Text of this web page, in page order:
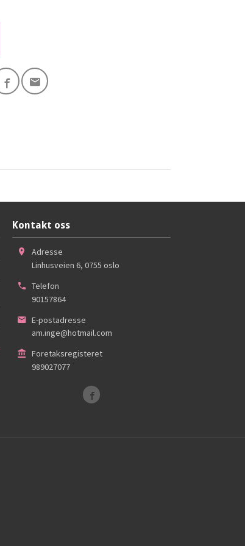
Kontakt oss
Adresse
Linhusveien 6, 0755 oslo
Telefon
90157864
E-postadresse
am.inge@hotmail.com
Foretaksregisteret
989027077